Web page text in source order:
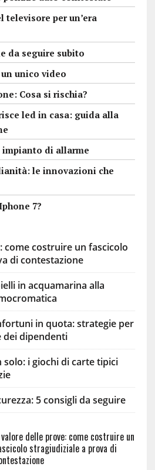
televisore per un’era
da seguire subito
unico video
Cosa si rischia?
led in casa: guida alla
impianto di allarme
le innovazioni che
7?
come costruire un fascicolo
di contestazione
in acquamarina alla
in quota: strategie per
dei dipendenti
solo: i giochi di carte tipici
5 consigli da seguire
delle prove: come costruire un
stragiudiziale a prova di